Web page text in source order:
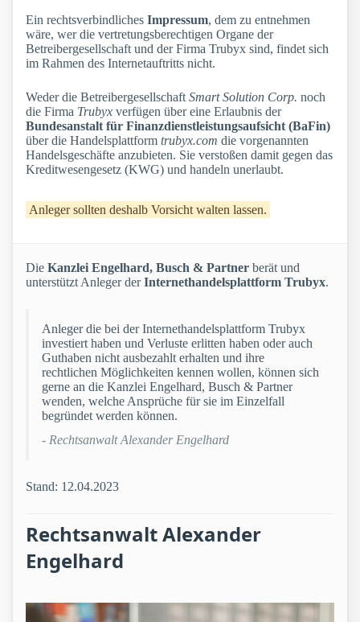
Ein rechtsverbindliches Impressum, dem zu entnehmen
wäre, wer die vertretungsberechtigen Organe der
Betreibergesellschaft und der Firma Trubyx sind, findet sich
im Rahmen des Internetauftritts nicht.
Weder die Betreibergesellschaft Smart Solution Corp. noch
die Firma Trubyx verfügen über eine Erlaubnis der
Bundesanstalt für Finanzdienstleistungsaufsicht (BaFin)
über die Handelsplattform trubyx.com die vorgenannten
Handelsgeschäfte anzubieten. Sie verstoßen damit gegen das
Kreditwesengesetz (KWG) und handeln unerlaubt.
Anleger sollten deshalb Vorsicht walten lassen.
Die Kanzlei Engelhard, Busch & Partner berät und
unterstützt Anleger derInternethandelsplattform Trubyx.
Anleger die bei der Internethandelsplattform Trubyx
investiert haben und Verluste erlitten haben oder auch
Guthaben nicht ausbezahlt erhalten und ihre
rechtlichen Möglichkeiten kennen wollen, können sich
gerne an die Kanzlei Engelhard, Busch & Partner
wenden, welche Ansprüche für sie im Einzelfall
begründet werden können.
- Rechtsanwalt Alexander Engelhard
Stand: 12.04.2023
Rechtsanwalt Alexander
Engelhard